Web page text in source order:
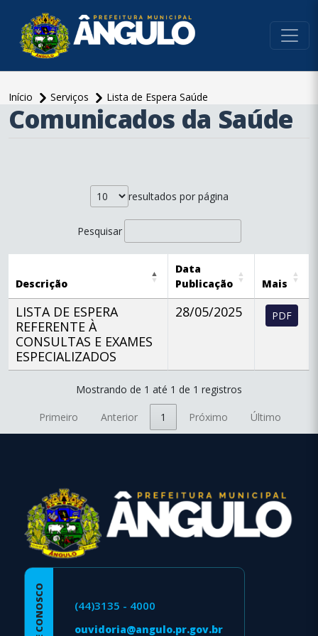
Início Serviços
Lista de Espera Saúde
conteúdo
principal
Comunicados da Saúde
resultados por página
Pesquisar
Descrição
Data
Publicação
Mais
LISTA DE ESPERA
REFERENTE À
CONSULTAS E EXAMES
ESPECIALIZADOS
28/05/2025 PDF
Mostrando de 1 até 1 de 1 registros
Primeiro Anterior 1 Próximo
Último
FALE CONOSCO (44)3135 - 4000
ouvidoria@angulo.pr.gov.br